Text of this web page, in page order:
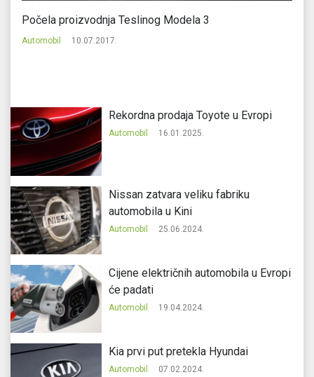
Počela proizvodnja Teslinog Modela 3
Automobil 10.07.2017.
Rekordna prodaja Toyote u Evropi
Automobil 16.01.2025.
Nissan zatvara veliku fabriku
automobila u Kini
Automobil 25.06.2024.
Cijene električnih automobila u Evropi
će padati
Automobil 19.04.2024.
Kia prvi put pretekla Hyundai
Automobil 07.02.2024.